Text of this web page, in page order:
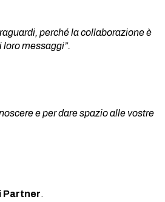
perché la collaborazione è
messaggi”.
e per dare spazio alle vostre
Partner.